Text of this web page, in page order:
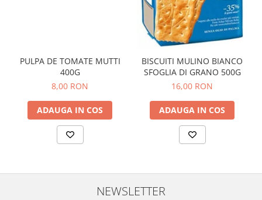
PULPA DE TOMATE MUTTI
400G
8,00 RON
ADAUGA IN COS
BISCUITI MULINO BIANCO
SFOGLIA DI GRANO 500G
16,00 RON
ADAUGA IN COS
NEWSLETTER